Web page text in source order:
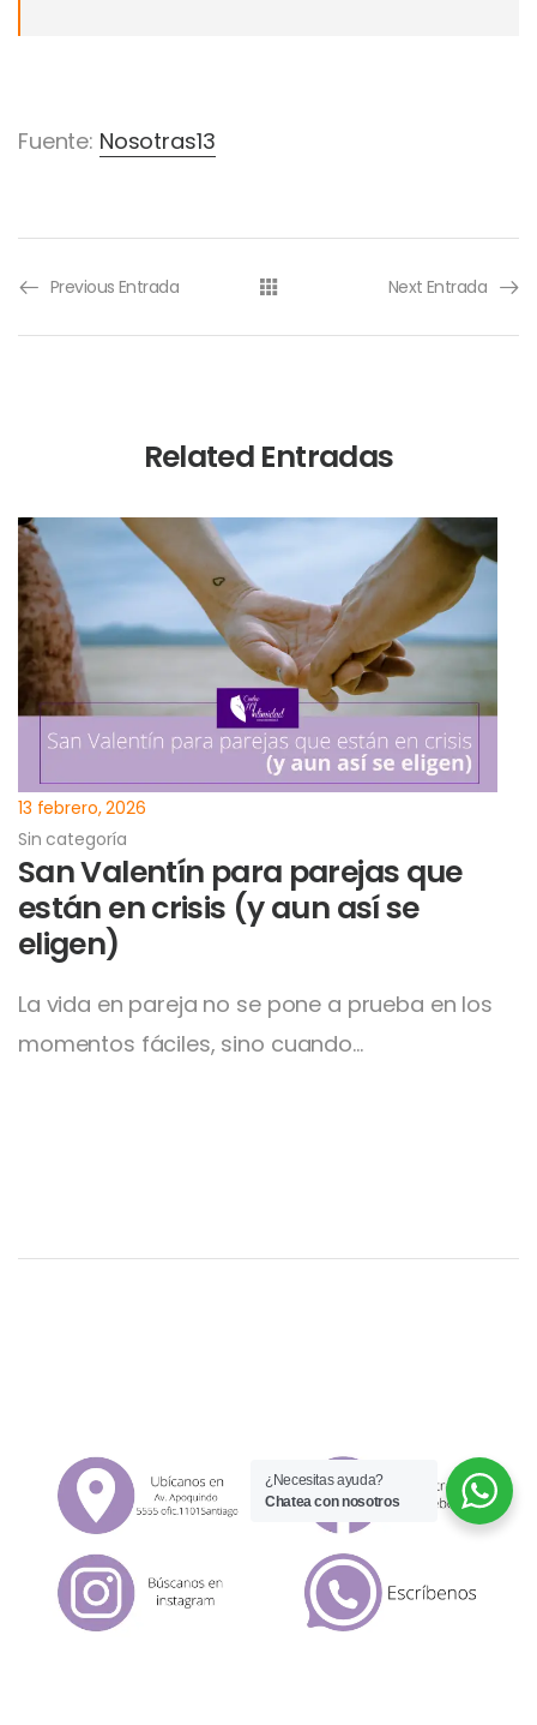
Fuente: Nosotras13
Previous Entrada Next Entrada
Related Entradas
13 febrero, 2026
Sin categoría
San Valentín para parejas que
están en crisis (y aun así se
eligen)
La vida en pareja no se pone a prueba en los
momentos fáciles, sino cuando…
¿Necesitas ayuda?
Chatea con nosotros